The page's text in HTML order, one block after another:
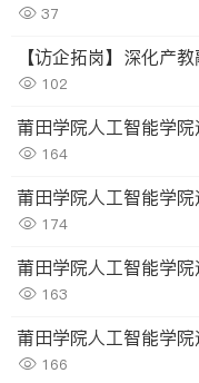
37
【访企拓岗】深化产
102
164
174
163
166